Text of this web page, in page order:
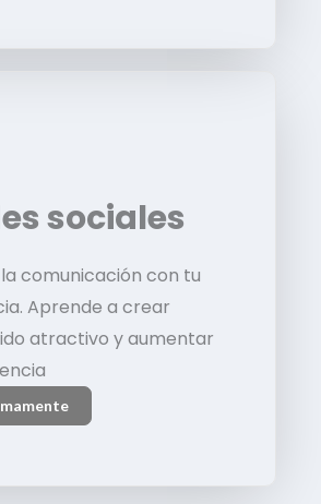
sociales
comunicación con tu
Aprende a crear
atractivo y aumentar